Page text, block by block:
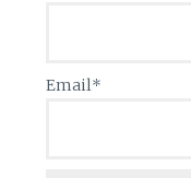
Email*